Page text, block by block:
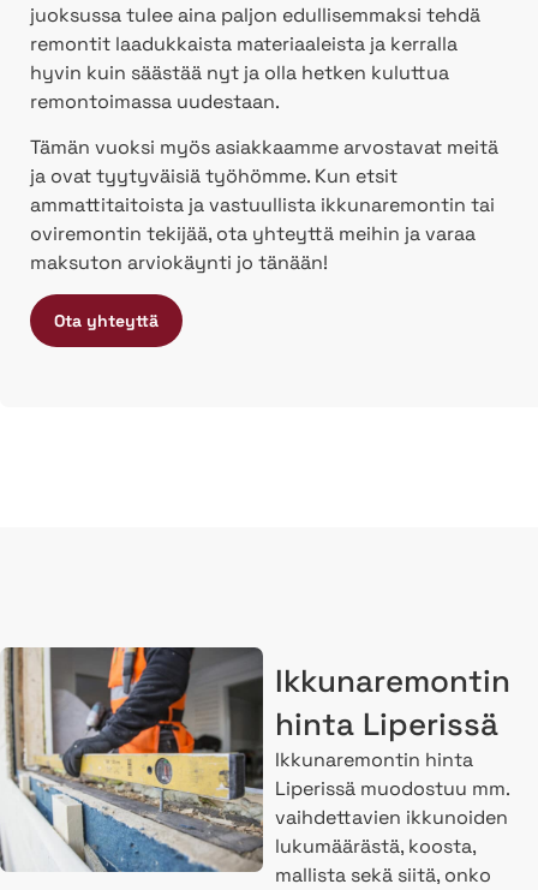
juoksussa tulee aina paljon edullisemmaksi tehdä
remontit laadukkaista materiaaleista ja kerralla
hyvin kuin säästää nyt ja olla hetken kuluttua
remontoimassa uudestaan.
Tämän vuoksi myös asiakkaamme arvostavat meitä
ja ovat tyytyväisiä työhömme. Kun etsit
ammattitaitoista ja vastuullista ikkunaremontin tai
oviremontin tekijää, ota yhteyttä meihin ja varaa
maksuton arviokäynti jo tänään!
Ota yhteyttä
Ikkunaremontin
hinta Liperissä
Ikkunaremontin hinta
Liperissä muodostuu mm.
vaihdettavien ikkunoiden
lukumäärästä, koosta,
mallista sekä siitä, onko